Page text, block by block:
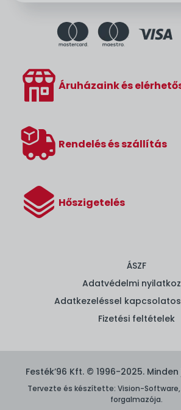
Áruházaink és
Rendelés és szállítás
Hőszigetelés
ÁSZF
Adatvédelmi
Adatkezeléssel
Fizetési feltételek
Festék’96 Kft. © 1996-2025.
Tervezte és készítette: Vision-Software,
forgalmazója.